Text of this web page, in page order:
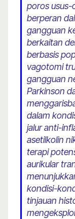
poros usus-
berperan
gangguan
berkaitan
berbasis
vagotomi
gangguan
Parkinson
dalam
jalur anti-
asetilkolin
terapi
aurikular
kondisi-
tinjauan